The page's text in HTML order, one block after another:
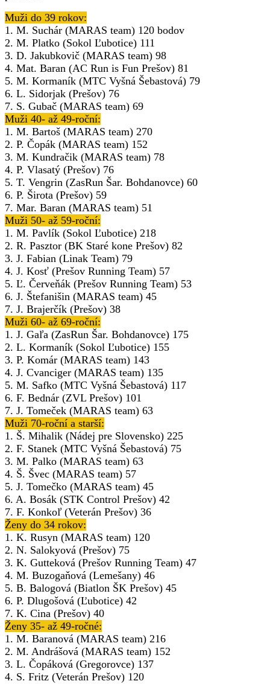
Muži do 39 rokov:
1. M. Suchár (MARAS team) 120 bodov
2. M. Platko (Sokol Ľubotice) 111
3. D. Jakubkovič (MARAS team) 98
4. Mat. Baran (AC Run is Fun Prešov) 81
5. M. Kormaník (MTC Vyšná Šebastová) 79
6. L. Sidorjak (Prešov) 76
7. S. Gubač (MARAS team) 69
Muži 40- až 49-roční:
1. M. Bartoš (MARAS team) 270
2. P. Čopák (MARAS team) 152
3. M. Kundračik (MARAS team) 78
4. P. Vlasatý (Prešov) 76
5. T. Vengrin (ZasRun Šar. Bohdanovce) 60
6. P. Širota (Prešov) 59
7. Mar. Baran (MARAS team) 51
Muži 50- až 59-roční:
1. M. Pavlík (Sokol Ľubotice) 218
2. R. Pasztor (BK Staré kone Prešov) 82
3. J. Fabian (Linak Team) 79
4. J. Kosť (Prešov Running Team) 57
5. Ľ. Červeňák (Prešov Running Team) 53
6. J. Štefanišin (MARAS team) 45
7. J. Brajerčík (Prešov) 38
Muži 60- až 69-roční:
1. J. Gaľa (ZasRun Šar. Bohdanovce) 175
2. L. Kormaník (Sokol Ľubotice) 155
3. P. Komár (MARAS team) 143
4. J. Cvanciger (MARAS team) 135
5. M. Safko (MTC Vyšná Šebastová) 117
6. F. Bednár (ZVL Prešov) 101
7. J. Tomeček (MARAS team) 63
Muži 70-roční a starší:
1. Š. Mihalik (Nádej pre Slovensko) 225
2. F. Stanek (MTC Vyšná Šebastová) 75
3. M. Palko (MARAS team) 63
4. Š. Švec (MARAS team) 57
5. J. Tomečko (MARAS team) 45
6. A. Bosák (STK Control Prešov) 42
7. F. Konkoľ (Veterán Prešov) 36
Ženy do 34 rokov:
1. K. Rusyn (MARAS team) 120
2. N. Salokyová (Prešov) 75
3. K. Gutteková (Prešov Running Team) 47
4. M. Buzogaňová (Lemešany) 46
5. B. Balogová (Biatlon ŠK Prešov) 45
6. P. Dlugošová (Ľubotice) 42
7. K. Cina (Prešov) 40
Ženy 35- až 49-ročné:
1. M. Baranová (MARAS team) 216
2. M. Andrášová (MARAS team) 152
3. L. Čopáková (Gregorovce) 137
4. S. Fritz (Veterán Prešov) 120